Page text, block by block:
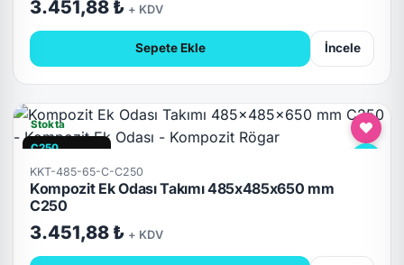
3.451,88 ₺ + KDV
Sepete Ekle İncele
Stokta
C250
Hızlı Teslimat
KKT-485-65-C-C250
Kompozit Ek Odası Takımı 485x485x650 mm
C250
3.451,88 ₺ + KDV